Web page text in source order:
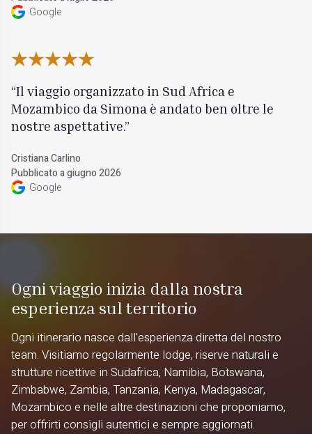
Google
Il viaggio organizzato in Sud Africa e
Mozambico da Simona è andato ben oltre le
nostre aspettative.
Cristiana Carlino
Pubblicato a giugno 2026
Google
Ogni viaggio inizia dalla nostra
esperienza sul territorio
Ogni itinerario nasce dall'esperienza diretta del nostro
team. Visitiamo regolarmente lodge, riserve naturali e
strutture ricettive in Sudafrica, Namibia, Botswana,
Zimbabwe, Zambia, Tanzania, Kenya, Madagascar,
Mozambico e nelle altre destinazioni che proponiamo,
per offrirti consigli autentici e sempre aggiornati.